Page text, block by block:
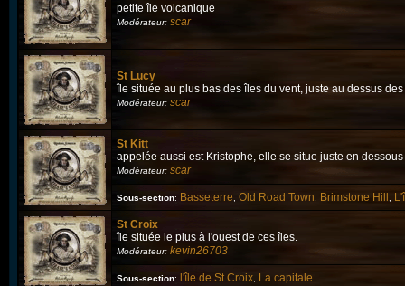
petite île volcanique
Modérateur: scar
St Lucy
île située au plus bas des îles du vent, juste au dessus
Modérateur: scar
St Kitt
appelée aussi est Kristophe, elle se situe juste en
Modérateur: scar
Sous-section: Basseterre, Old Road Town, Brimstone Hill ,
St Croix
île située le plus à l'ouest de ces îles.
Modérateur: kevin26703
Sous-section: l'île de St Croix, La capitale